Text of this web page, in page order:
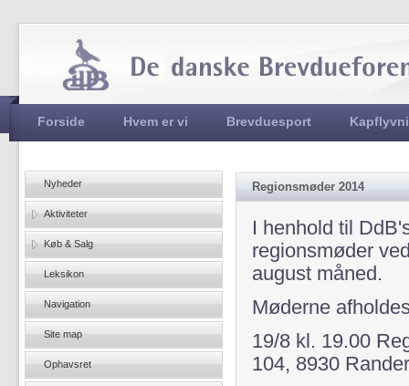
Hovedmenu
Forside Hvem er vi Brevduesport
Regionsmøder 2014
I henhold til
regionsmøder
august måned.
Møderne
19/8 kl. 19.00
104, 8930
Nyheder
Aktiviteter
Køb & Salg
Leksikon
Navigation
Site map
Ophavsret